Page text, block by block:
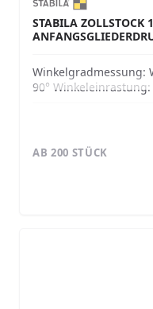
STABILA ZOLLSTOCK
Winkelgradmessung:
90° Winkeleinrastung:
AB 200 STÜCK